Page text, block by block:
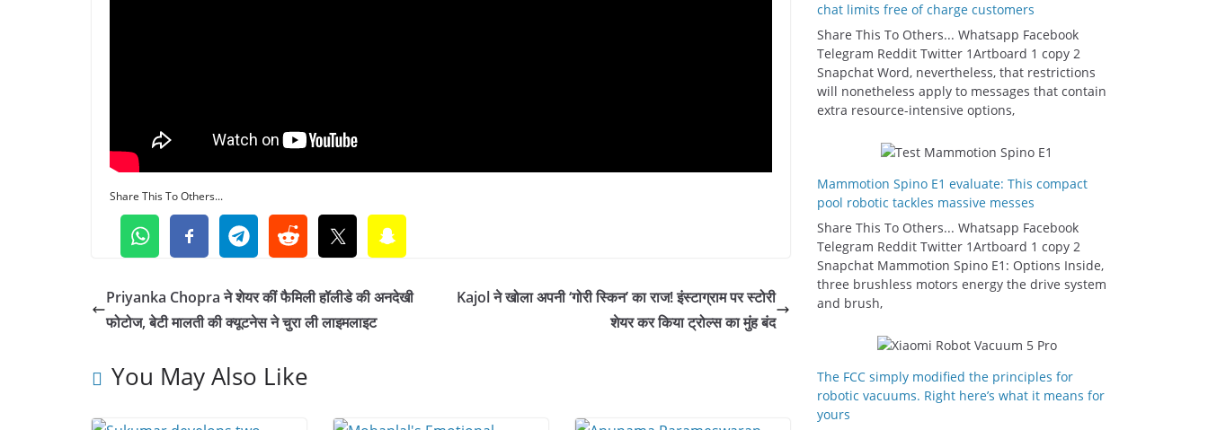
Share This To Others...
Priyanka Chopra ने शेयर कीं फैमिली हॉलीडे की अनदेखी
फोटोज, बेटी मालती की क्यूटनेस ने चुरा ली लाइमलाइट
Kajol ने खोला अपनी ‘गोरी स्किन’ का राज! इंस्टाग्राम पर स्टोरी
शेयर कर किया ट्रोल्स का मुंह बंद
You May Also Like
chat limits free of charge customers
Share This To Others... Whatsapp Facebook
Telegram Reddit Twitter 1Artboard 1 copy 2
Snapchat Word, nevertheless, that restrictions
will nonetheless apply to messages that contain
extra resource-intensive options,
Mammotion Spino E1 evaluate: This compact
pool robotic tackles massive messes
Share This To Others... Whatsapp Facebook
Telegram Reddit Twitter 1Artboard 1 copy 2
Snapchat Mammotion Spino E1: Options Inside,
three brushless motors energy the drive system
and brush,
The FCC simply modified the principles for
robotic vacuums. Right here’s what it means for
yours